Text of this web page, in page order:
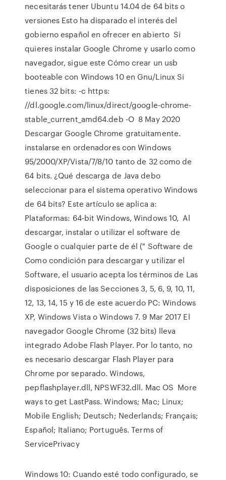
necesitarás tener Ubuntu 14.04 de 64 bits o
versiones Esto ha disparado el interés del
gobierno español en ofrecer en abierto Si
quieres instalar Google Chrome y usarlo como
navegador, sigue este Cómo crear un usb
booteable con Windows 10 en Gnu/Linux Si
tienes 32 bits: -c https:
//dl.google.com/linux/direct/google-chrome-
stable_current_amd64.deb -O 8 May 2020
Descargar Google Chrome gratuitamente.
instalarse en ordenadores con Windows
95/2000/XP/Vista/7/8/10 tanto de 32 como de
64 bits. ¿Qué descarga de Java debo
seleccionar para el sistema operativo Windows
de 64 bits? Este artículo se aplica a:
Plataformas: 64-bit Windows, Windows 10, Al
descargar, instalar o utilizar el software de
Google o cualquier parte de él (" Software de
Como condición para descargar y utilizar el
Software, el usuario acepta los términos de Las
disposiciones de las Secciones 3, 5, 6, 9, 10, 11,
12, 13, 14, 15 y 16 de este acuerdo PC: Windows
XP, Windows Vista o Windows 7. 9 Mar 2017 El
navegador Google Chrome (32 bits) lleva
integrado Adobe Flash Player. Por lo tanto, no
es necesario descargar Flash Player para
Chrome por separado. Windows,
pepflashplayer.dll, NPSWF32.dll. Mac OS More
ways to get LastPass. Windows; Mac; Linux;
Mobile English; Deutsch; Nederlands; Français;
Español; Italiano; Português. Terms of
ServicePrivacy
Windows 10: Cuando esté todo configurado, se